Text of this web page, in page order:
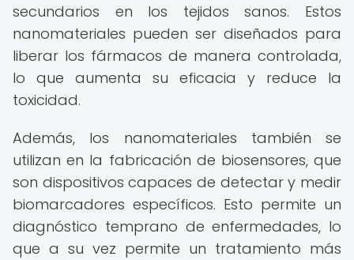
secundarios en los tejidos sanos. Estos
nanomateriales pueden ser diseñados para
liberar los fármacos de manera controlada,
lo que aumenta su eficacia y reduce la
toxicidad.
Además, los nanomateriales también se
utilizan en la fabricación de biosensores, que
son dispositivos capaces de detectar y medir
biomarcadores específicos. Esto permite un
diagnóstico temprano de enfermedades, lo
que a su vez permite un tratamiento más